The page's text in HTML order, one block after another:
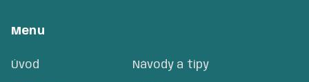
Menu
Úvod Návody a tipy